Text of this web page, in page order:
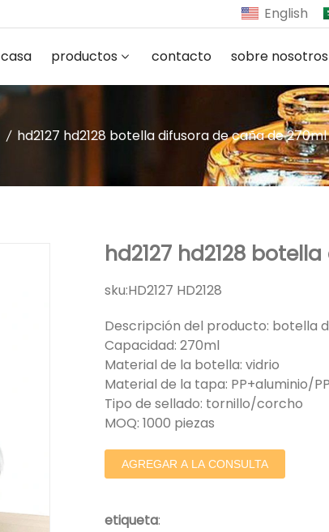
English
casa productos contacto sobre nosotros
hd2127 hd2128 botella difusora de caña de 270ml
hd2127 hd2128
sku:HD2127 HD2128
Descripción del producto: botella
Capacidad: 270ml
Material de la botella: vidrio
Material de la tapa: PP+aluminio/
Tipo de sellado: tornillo/corcho
MOQ: 1000 piezas
AGREGAR A LA CONSULTA
etiqueta: